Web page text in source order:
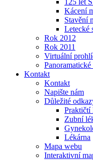
125 let
Kácení
Stavění
Letecké
Rok 2012
Rok 2011
Virtuální
Kontakt
Kontakt
Napište nám
Důležité
Praktičtí
Zubní
Lékárna
Mapa webu
Interaktivní